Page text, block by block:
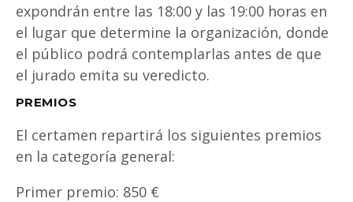
expondrán entre las 18:00 y las 19:00 horas en
el lugar que determine la organización, donde
el público podrá contemplarlas antes de que
el jurado emita su veredicto.
PREMIOS
El certamen repartirá los siguientes premios
en la categoría general:
Primer premio: 850 €